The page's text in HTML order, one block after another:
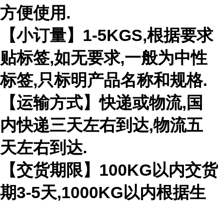
方便使用.
【小订量】1-5KGS,根据要求
贴标签,如无要求,一般为中性
标签,只标明产品名称和规格.
【运输方式】快递或物流,国
内快递三天左右到达,物流五
天左右到达.
【交货期限】100KG以内交货
期3-5天,1000KG以内根据生